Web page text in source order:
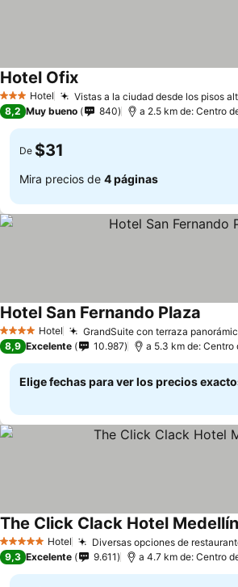
3 Estrellas
Hotel Vistas a la ciudad desde los pisos
Hotel Ofix
8,2 Muy bueno 840 a 2.5 km de: Centro
De $31
Mira precios de 4 páginas
4 EstrellasHotel GrandSuite con terraza
Hotel San Fernando Plaza
8,9 Excelente 10.987 a 5.3 km de: Centro
Elige fechas para ver los precios
5 Estrellas Hotel Diversas opciones de
The Click Clack Hotel Medellín
9,3 Excelente 9.611 a 4.7 km de: Centro